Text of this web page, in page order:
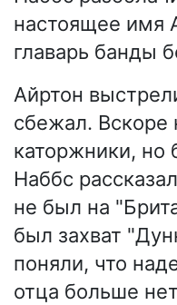
настоящее имя
главарь банды
Айртон
сбежал. Вскоре
каторжники,
Наббс
не был на
был захват
поняли, что
отца больше